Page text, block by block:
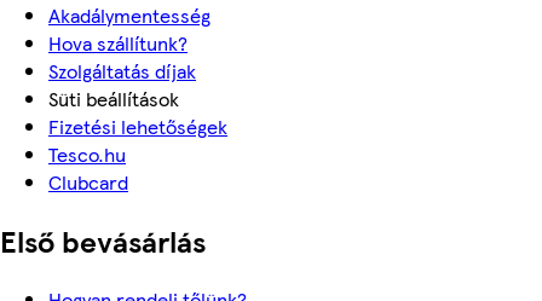
Akadálymentesség
Hova szállítunk?
Szolgáltatás díjak
Süti beállítások
Fizetési lehetőségek
Tesco.hu
Clubcard
Első bevásárlás